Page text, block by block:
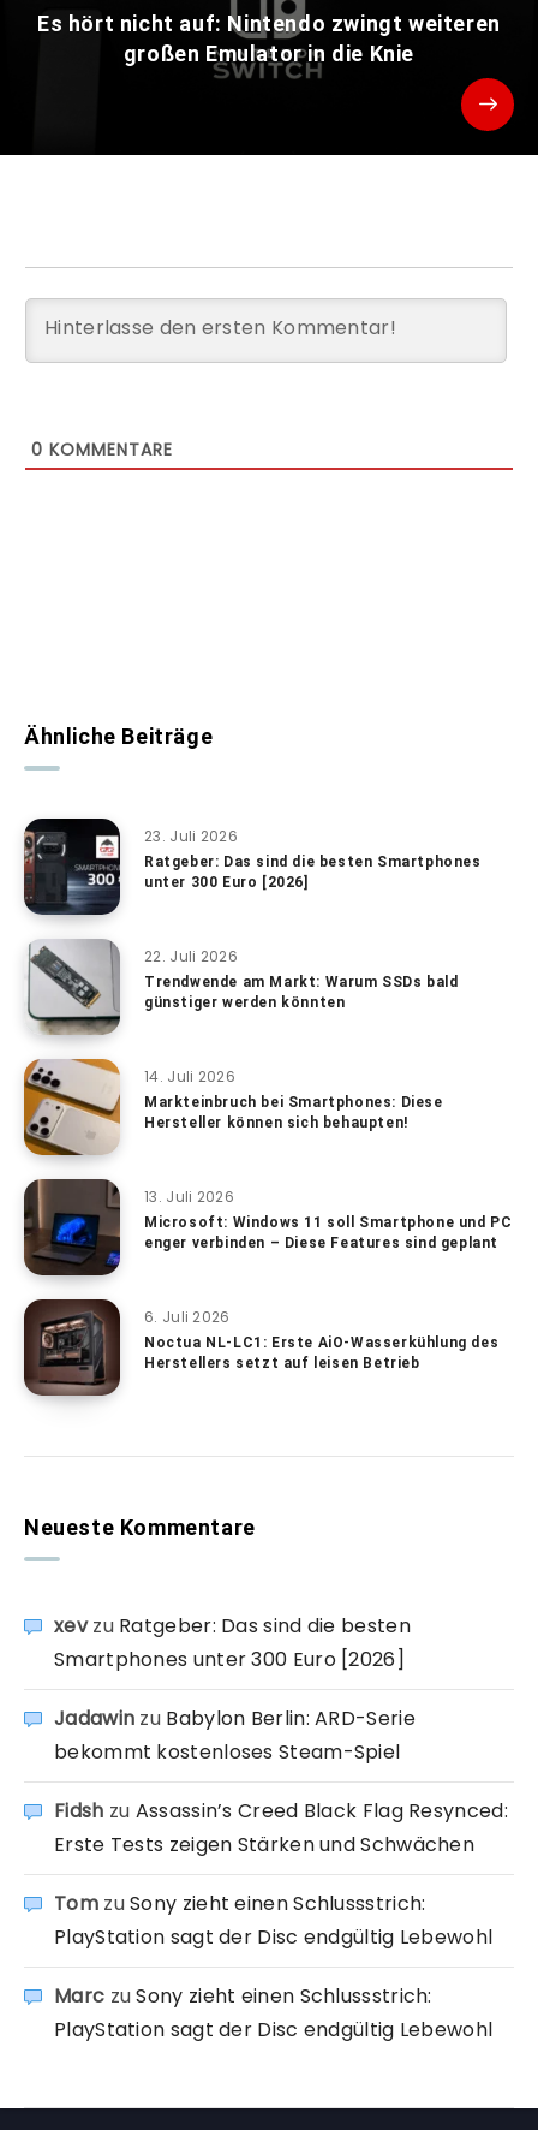
Es hört nicht auf: Nintendo zwingt weiteren
großen Emulator in die Knie
0 KOMMENTARE
Ähnliche Beiträge
23. Juli 2026
Ratgeber: Das sind die besten Smartphones
unter 300 Euro [2026]
22. Juli 2026
Trendwende am Markt: Warum SSDs bald
günstiger werden könnten
14. Juli 2026
Markteinbruch bei Smartphones: Diese
Hersteller können sich behaupten!
13. Juli 2026
Microsoft: Windows 11 soll Smartphone und PC
enger verbinden – Diese Features sind geplant
6. Juli 2026
Noctua NL-LC1: Erste AiO-Wasserkühlung des
Herstellers setzt auf leisen Betrieb
Neueste Kommentare
xevzu Ratgeber: Das sind die besten
Smartphones unter 300 Euro [2026]
Jadawin zu Babylon Berlin: ARD-Serie
bekommt kostenloses Steam-Spiel
Fidsh zu Assassin’s Creed Black Flag Resynced:
Erste Tests zeigen Stärken und Schwächen
TomzuSony zieht einen Schlussstrich:
PlayStation sagt der Disc endgültig Lebewohl
Marc zuSony zieht einen Schlussstrich:
PlayStation sagt der Disc endgültig Lebewohl